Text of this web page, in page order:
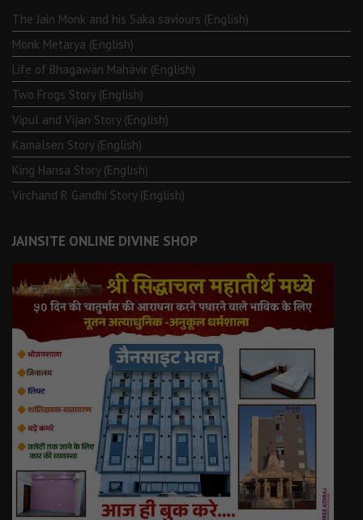
The Jain Monk and his Saka saviours (English)
Monk Metarya (English)
Life of Bhagawän Mahävir (English)
Two Frogs Story (English)
Vipul and Vijan Story (English)
Kamalsen Story (English)
King Hansa Story (English)
Virchand R Gandhi Story (English)
JAINSITE ONLINE DIVINE SHOP